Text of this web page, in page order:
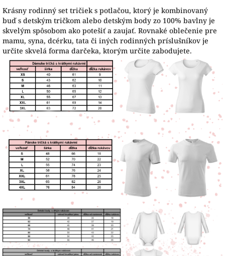
Krásny rodinný set tričiek s potlačou, ktorý je kombinovaný
buď s detským tričkom alebo detským body zo 100% bavlny je
skvelým spôsobom ako potešiť a zaujať. Rovnaké oblečenie pre
mamu, syna, dcérku, tata či iných rodinných príslušníkov je
určite skvelá forma darčeka, ktorým určite zabodujete.